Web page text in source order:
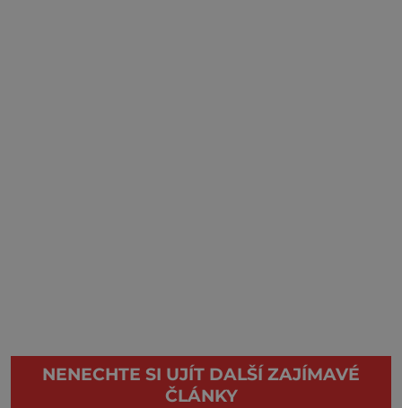
NENECHTE SI UJÍT DALŠÍ ZAJÍMAVÉ
ČLÁNKY